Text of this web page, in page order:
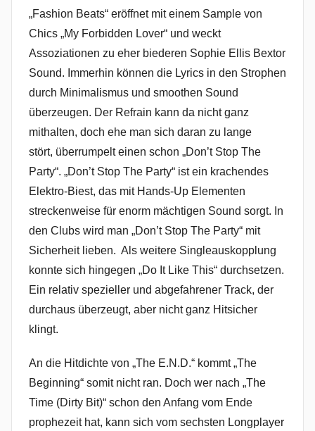
„Fashion Beats“ eröffnet mit einem Sample von
Chics „My Forbidden Lover“ und weckt
Assoziationen zu eher biederen Sophie Ellis Bextor
Sound. Immerhin können die Lyrics in den Strophen
durch Minimalismus und smoothen Sound
überzeugen. Der Refrain kann da nicht ganz
mithalten, doch ehe man sich daran zu lange
stört, überrumpelt einen schon „Don’t Stop The
Party“. „Don’t Stop The Party“ ist ein krachendes
Elektro-Biest, das mit Hands-Up Elementen
streckenweise für enorm mächtigen Sound sorgt. In
den Clubs wird man „Don’t Stop The Party“ mit
Sicherheit lieben. Als weitere Singleauskopplung
konnte sich hingegen „Do It Like This“ durchsetzen.
Ein relativ spezieller und abgefahrener Track, der
durchaus überzeugt, aber nicht ganz Hitsicher
klingt.
An die Hitdichte von „The E.N.D.“ kommt „The
Beginning“ somit nicht ran. Doch wer nach „The
Time (Dirty Bit)“ schon den Anfang vom Ende
prophezeit hat, kann sich vom sechsten Longplayer